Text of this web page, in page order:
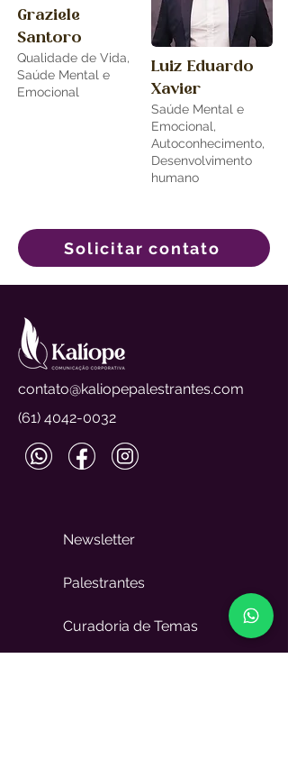
Graziele
Santoro
Qualidade de Vida,
Saúde Mental e
Emocional
Luiz Eduardo
Xavier
Saúde Mental e
Emocional,
Autoconhecimento,
Desenvolvimento
humano
Solicitar contato
contato@kaliopepalestrantes.com
(61) 4042-0032
Newsletter
Palestrantes
Curadoria de Temas